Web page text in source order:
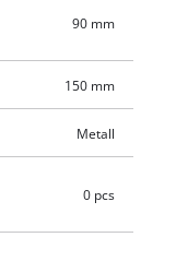
90 mm
150 mm
Metall
0 pcs